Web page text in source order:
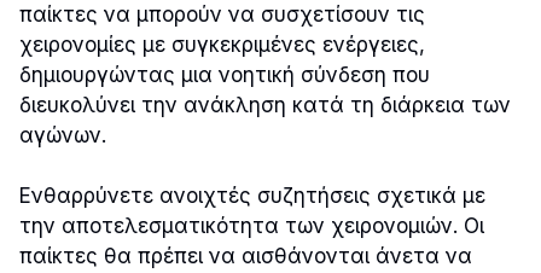
παίκτες να μπορούν να συσχετίσουν τις
χειρονομίες με συγκεκριμένες ενέργειες,
δημιουργώντας μια νοητική σύνδεση που
διευκολύνει την ανάκληση κατά τη διάρκεια των
αγώνων.
Ενθαρρύνετε ανοιχτές συζητήσεις σχετικά με
την αποτελεσματικότητα των χειρονομιών. Οι
παίκτες θα πρέπει να αισθάνονται άνετα να